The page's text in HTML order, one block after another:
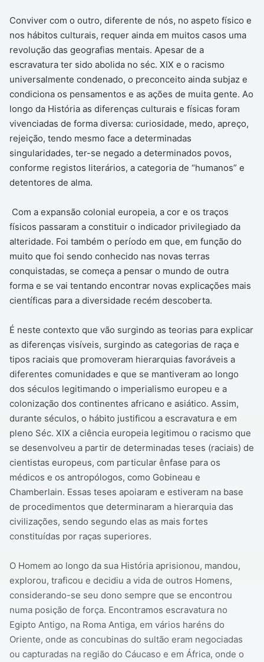
Conviver com o outro, diferente de nós, no aspeto físico e
nos hábitos culturais, requer ainda em muitos casos uma
revolução das geografias mentais. Apesar de a
escravatura ter sido abolida no séc. XIX e o racismo
universalmente condenado, o preconceito ainda subjaz e
condiciona os pensamentos e as ações de muita gente. Ao
longo da História as diferenças culturais e físicas foram
vivenciadas de forma diversa: curiosidade, medo, apreço,
rejeição, tendo mesmo face a determinadas
singularidades, ter-se negado a determinados povos,
conforme registos literários, a categoria de “humanos” e
detentores de alma.
Com a expansão colonial europeia, a cor e os traços
físicos passaram a constituir o indicador privilegiado da
alteridade. Foi também o período em que, em função do
muito que foi sendo conhecido nas novas terras
conquistadas, se começa a pensar o mundo de outra
forma e se vai tentando encontrar novas explicações mais
científicas para a diversidade recém descoberta.
É neste contexto que vão surgindo as teorias para explicar
as diferenças visíveis, surgindo as categorias de raça e
tipos raciais que promoveram hierarquias favoráveis a
diferentes comunidades e que se mantiveram ao longo
dos séculos legitimando o imperialismo europeu e a
colonização dos continentes africano e asiático. Assim,
durante séculos, o hábito justificou a escravatura e em
pleno Séc. XIX a ciência europeia legitimou o racismo que
se desenvolveu a partir de determinadas teses (raciais) de
cientistas europeus, com particular ênfase para os
médicos e os antropólogos, como Gobineau e
Chamberlain. Essas teses apoiaram e estiveram na base
de procedimentos que determinaram a hierarquia das
civilizações, sendo segundo elas as mais fortes
constituídas por raças superiores.
O Homem ao longo da sua História aprisionou, mandou,
explorou, traficou e decidiu a vida de outros Homens,
considerando-se seu dono sempre que se encontrou
numa posição de força. Encontramos escravatura no
Egipto Antigo, na Roma Antiga, em vários haréns do
Oriente, onde as concubinas do sultão eram negociadas
ou capturadas na região do Cáucaso e em África, onde o